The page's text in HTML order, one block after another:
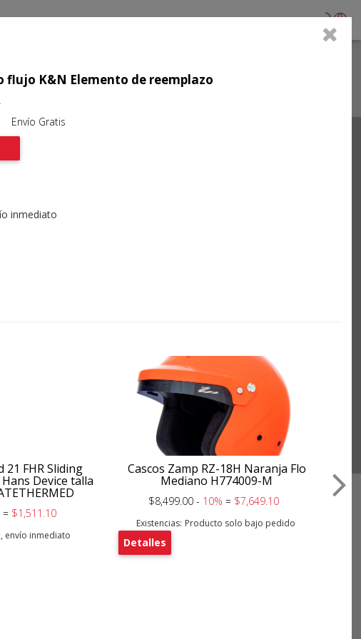
0
flujo K&N Elemento de reemplazo
Gratis
inmediato
21 FHR Sliding
Device talla
= $1,511.10
envío inmediato
Cascos Zamp RZ-18H Naranja Flo
Mediano H774009-M
$8,499.00 - 10% = $7,649.10
Existencias: Producto solo bajo pedido
Detalles